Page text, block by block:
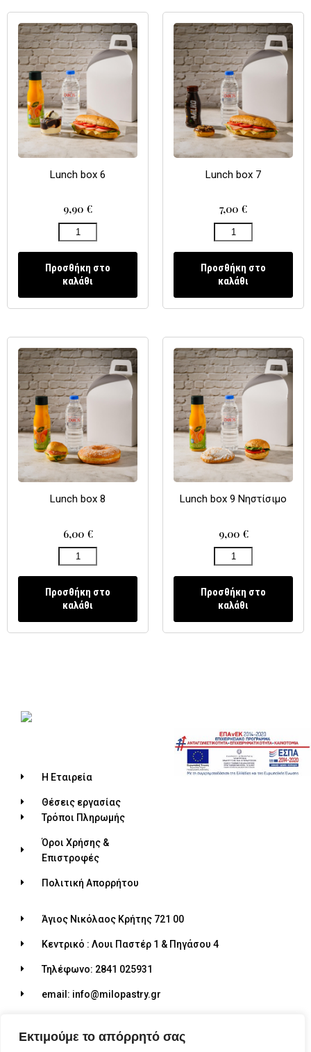
Εκτιμούμε το απόρρητό σας
Lunch box 6
9,90 €
Προσθήκη στο
καλάθι
Lunch box 7
7,00 €
Προσθήκη στο
καλάθι
Lunch box 8
6,00 €
Προσθήκη στο
καλάθι
Lunch box 9 Νηστίσιμο
9,00 €
Προσθήκη στο
καλάθι
Η Εταιρεία
Θέσεις εργασίας
Τρόποι Πληρωμής
Όροι Χρήσης &
Επιστροφές
Πολιτική Απορρήτου
Άγιος Νικόλαος Κρήτης 721 00
Κεντρικό : Λουι Παστέρ 1 & Πηγάσου 4
Τηλέφωνο: 2841 025931
email: info@milopastry.gr